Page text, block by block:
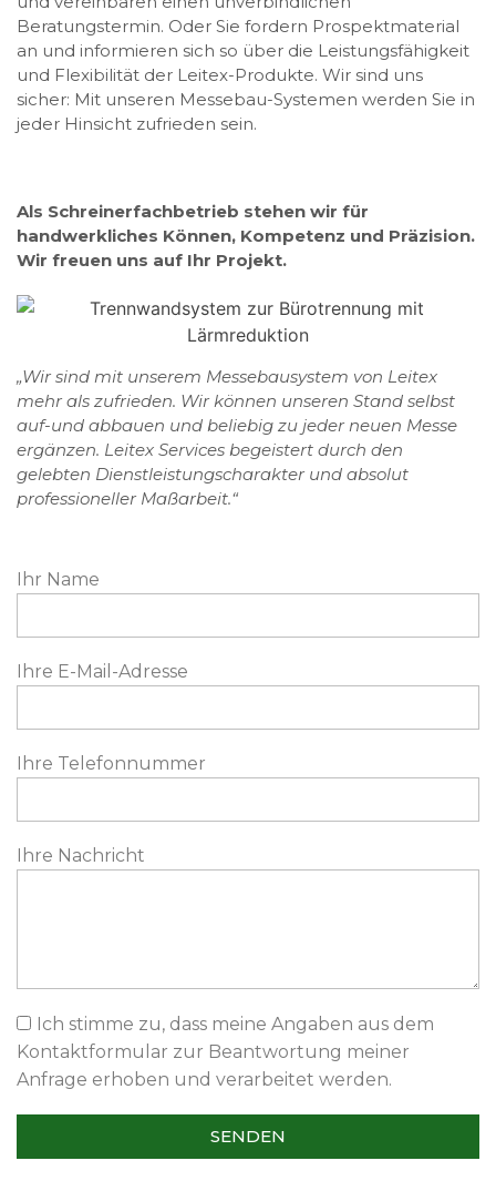
Beratungstermin. Oder Sie fordern Prospektmaterial
an und informieren sich so über die Leistungsfähigkeit
und Flexibilität der Leitex-Produkte. Wir sind uns
sicher: Mit unseren Messebau-Systemen werden Sie in
jeder Hinsicht zufrieden sein.
Als Schreinerfachbetrieb stehen wir für
handwerkliches Können, Kompetenz und Präzision.
Wir freuen uns auf Ihr Projekt.
„Wir sind mit unserem Messebausystem von Leitex
mehr als zufrieden. Wir können unseren Stand selbst
auf-und abbauen und beliebig zu jeder neuen Messe
ergänzen. Leitex Services begeistert durch den
gelebten Dienstleistungscharakter und absolut
professioneller Maßarbeit.“
Ihr Name
Ihre E-Mail-Adresse
Ihre Telefonnummer
Ihre Nachricht
Ich stimme zu, dass meine Angaben aus dem
Kontaktformular zur Beantwortung meiner
Anfrage erhoben und verarbeitet werden.
SENDEN